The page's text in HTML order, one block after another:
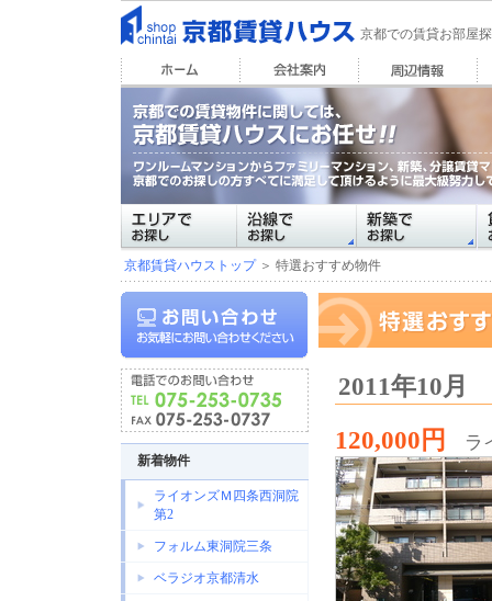
京都での賃貸お部屋
京都賃貸ハウストップ＞ 特選おすすめ物件
2011年10月
120,000円
ラ
新着物件
ライオンズＭ四条西洞院
第2
フォルム東洞院三条
ベラジオ京都清水